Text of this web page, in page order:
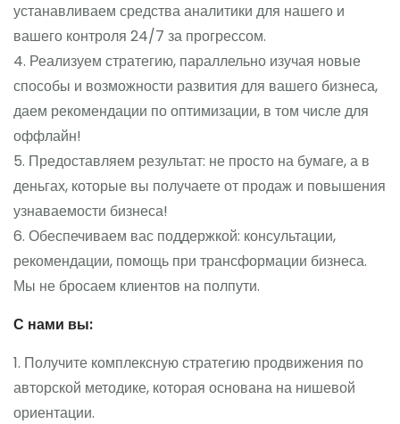
устанавливаем средства аналитики для нашего и
вашего контроля 24/7 за прогрессом.
4. Реализуем стратегию, параллельно изучая новые
способы и возможности развития для вашего бизнеса,
даем рекомендации по оптимизации, в том числе для
оффлайн!
5. Предоставляем результат: не просто на бумаге, а в
деньгах, которые вы получаете от продаж и повышения
узнаваемости бизнеса!
6. Обеспечиваем вас поддержкой: консультации,
рекомендации, помощь при трансформации бизнеса.
Мы не бросаем клиентов на полпути.
С нами вы:
1. Получите комплексную стратегию продвижения по
авторской методике, которая основана на нишевой
ориентации.